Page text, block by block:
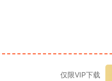
仅限VIP下载